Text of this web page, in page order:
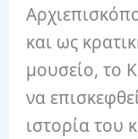
και ως
μουσείο, το
να
ιστορία του